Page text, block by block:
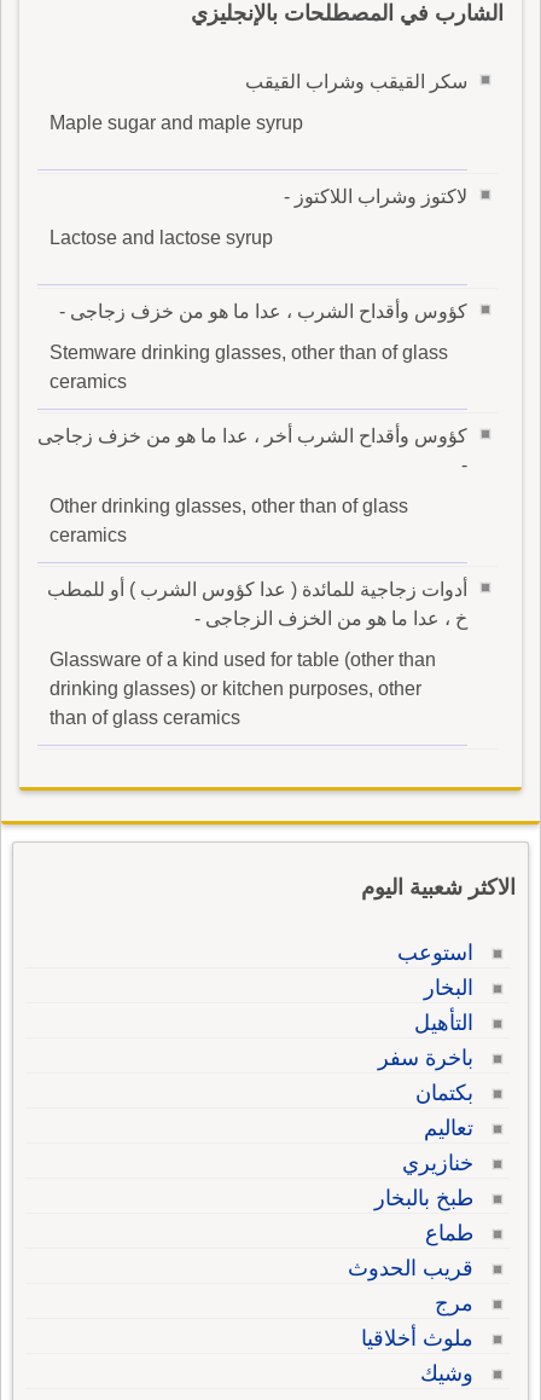
الشارب في المصطلحات بالإنجليزي
سكر القيقب وشراب القيقب
Maple sugar and maple syrup
لاكتوز وشراب اللاكتوز -
Lactose and lactose syrup
كؤوس وأقداح الشرب ، عدا ما هو من خزف زجاجى -
Stemware drinking glasses, other than of glass
ceramics
كؤوس وأقداح الشرب أخر ، عدا ما هو من خزف زجاجى
-
Other drinking glasses, other than of glass
ceramics
أدوات زجاجية للمائدة ( عدا كؤوس الشرب ) أو للمطب
خ ، عدا ما هو من الخزف الزجاجى -
Glassware of a kind used for table (other than
drinking glasses) or kitchen purposes, other
than of glass ceramics
الاكثر شعبية اليوم
استوعب
البخار
التأهيل
باخرة سفر
بكتمان
تعاليم
خنازيري
طبخ بالبخار
طماع
قريب الحدوث
مرج
ملوث أخلاقيا
وشيك